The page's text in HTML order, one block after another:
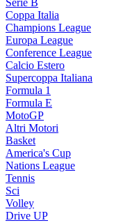
Serie B
Coppa Italia
Champions League
Europa League
Conference League
Calcio Estero
Supercoppa Italiana
Formula 1
Formula E
MotoGP
Altri Motori
Basket
America's Cup
Nations League
Tennis
Sci
Volley
Drive UP